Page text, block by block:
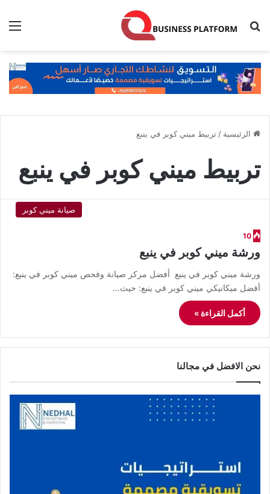
بحث عن
الرئيسية / تربيط ميني كوبر في ينبع
تربيط ميني كوبر في ينبع
صيانة ميني كوبر
10
ورشة ميني كوبر في ينبع
ورشة ميني كوبر في ينبع أفضل مركز صيانة وفحص ميني كوبر في ينبع:
أفضل ميكانيكي ميني كوبر في ينبع: حيث…
أكمل القراءة »
نحن الافضل في مجالنا